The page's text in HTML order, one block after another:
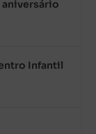
aniversário
Infantil